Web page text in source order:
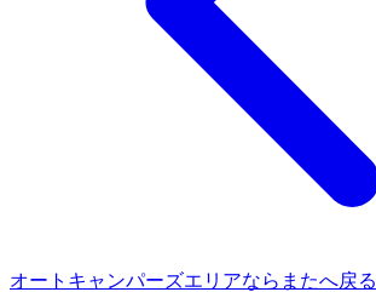
オートキャンパーズエリアならまたへ戻る